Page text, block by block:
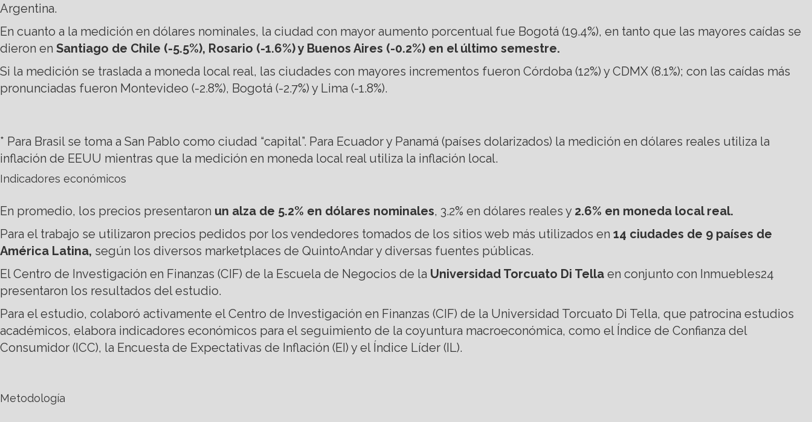
Argentina.
En cuanto a la medición en dólares nominales, la ciudad con mayor aumento porcentual fue Bogotá (19.4%), en tanto que las mayores caídas se
dieron en Santiago de Chile (-5.5%), Rosario (-1.6%) y Buenos Aires (-0.2%) en el último semestre.
Si la medición se traslada a moneda local real, las ciudades con mayores incrementos fueron Córdoba (12%) y CDMX (8.1%); con las caídas más
pronunciadas fueron Montevideo (-2.8%), Bogotá (-2.7%) y Lima (-1.8%).
* Para Brasil se toma a San Pablo como ciudad “capital”. Para Ecuador y Panamá (países dolarizados) la medición en dólares reales utiliza la
inflación de EEUU mientras que la medición en moneda local real utiliza la inflación local.
Indicadores económicos
En promedio, los precios presentaron un alza de 5.2% en dólares nominales, 3.2% en dólares reales y 2.6% en moneda local real.
Para el trabajo se utilizaron precios pedidos por los vendedores tomados de los sitios web más utilizados en 14 ciudades de 9 países de
América Latina, según los diversos marketplaces de QuintoAndar y diversas fuentes públicas.
El Centro de Investigación en Finanzas (CIF) de la Escuela de Negocios de la Universidad Torcuato Di Tella en conjunto con Inmuebles24
presentaron los resultados del estudio.
Para el estudio, colaboró activamente el Centro de Investigación en Finanzas (CIF) de la Universidad Torcuato Di Tella, que patrocina estudios
académicos, elabora indicadores económicos para el seguimiento de la coyuntura macroeconómica, como el Índice de Confianza del
Consumidor (ICC), la Encuesta de Expectativas de Inflación (EI) y el Índice Líder (IL).
Metodología